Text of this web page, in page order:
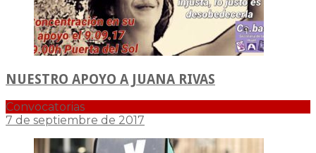
NUESTRO APOYO A JUANA RIVAS
Convocatorias
7 de septiembre de 2017